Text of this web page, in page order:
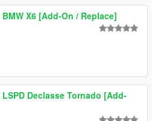
BMW X6 [Add-On / Replace]
LSPD Declasse Tornado [Add-